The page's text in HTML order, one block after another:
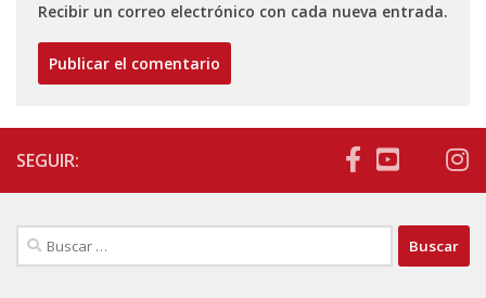
Recibir un correo electrónico con cada nueva entrada.
SEGUIR:
Buscar: